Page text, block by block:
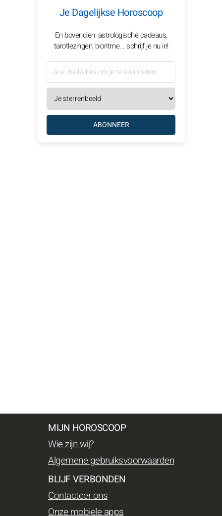
Je Dagelijkse Horoscoop
En bovendien: astrologische cadeaus,
tarotlezingen, bioritme... schrijf je nu in!
ABONNEER
MIJN HOROSCOOP
Wie zijn wij?
Algemene gebruiksvoorwaarden
BLIJF VERBONDEN
Contacteer ons
Onze mobiele apps